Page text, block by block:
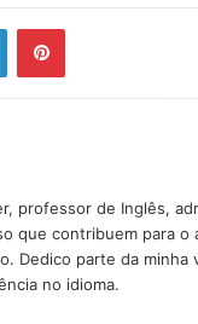
LinkedinPinterest
professor de Inglês,
que contribuem para o
Dedico parte da
no idioma.